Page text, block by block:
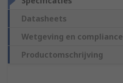
Datasheets
Wetgeving en compliance
Productomschrijving